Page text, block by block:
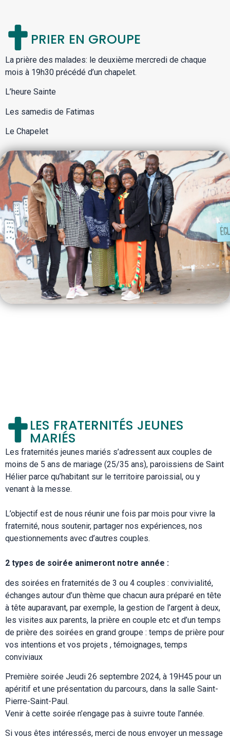
PRIER EN GROUPE
La prière des malades: le deuxième mercredi de chaque
mois à 19h30 précédé d’un chapelet.
L’heure Sainte
Les samedis de Fatimas
Le Chapelet
LES FRATERNITÉS JEUNES
MARIÉS
Les fraternités jeunes mariés s’adressent aux couples de
moins de 5 ans de mariage (25/35 ans), paroissiens de Saint
Hélier parce qu’habitant sur le territoire paroissial, ou y
venant à la messe.
L’objectif est de nous réunir une fois par mois pour vivre la
fraternité, nous soutenir, partager nos expériences, nos
questionnements avec d’autres couples.
2 types de soirée animeront notre année :
des soirées en fraternités de 3 ou 4 couples : convivialité,
échanges autour d’un thème que chacun aura préparé en tête
à tête auparavant, par exemple, la gestion de l’argent à deux,
les visites aux parents, la prière en couple etc et d’un temps
de prière des soirées en grand groupe : temps de prière pour
vos intentions et vos projets , témoignages, temps
conviviaux
Première soirée Jeudi 26 septembre 2024, à 19H45 pour un
apéritif et une présentation du parcours, dans la salle Saint-
Pierre-Saint-Paul.
Venir à cette soirée n’engage pas à suivre toute l’année.
Si vous êtes intéressés, merci de nous envoyer un message